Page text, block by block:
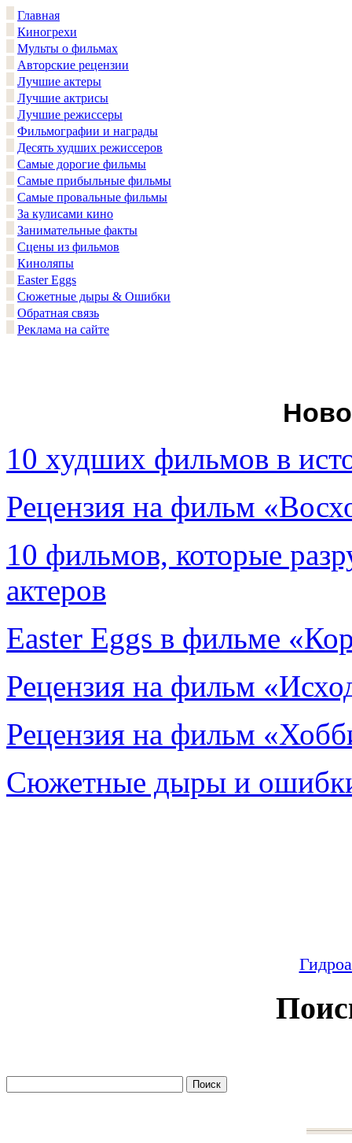
Главная
Киногрехи
Мульты о фильмах
Авторские рецензии
Лучшие актеры
Лучшие актрисы
Лучшие режиссеры
Фильмографии и награды
Десять худших режиссеров
Самые дорогие фильмы
Самые прибыльные фильмы
Самые провальные фильмы
За кулисами кино
Занимательные факты
Сцены из фильмов
Киноляпы
Easter Eggs
Сюжетные дыры & Ошибки
Обратная связь
Реклама на сайте
10 худших фильмов в
Рецензия на фильм
10 фильмов, которые
актеров
Easter Eggs в фильме
Рецензия на фильм
Рецензия на фильм
Сюжетные дыры и